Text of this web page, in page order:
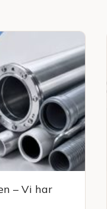
– Vi har